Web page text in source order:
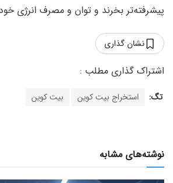
پیشرفته‌تر بخرند و توان و مصرف انرژی
نشان گذاری
تگ: استخراج بیت کوین بیت کوین
نوشته‌های مشابه